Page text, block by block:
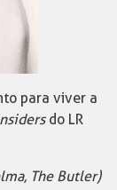
para viver a
do LR
The Butler)